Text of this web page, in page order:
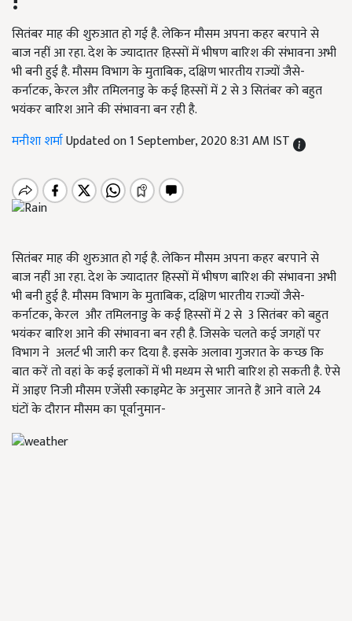
सितंबर माह की शुरुआत हो गई है. लेकिन मौसम अपना कहर बरपाने से
बाज नहीं आ रहा. देश के ज्यादातर हिस्सों में भीषण बारिश की संभावना अभी
भी बनी हुई है. मौसम विभाग के मुताबिक, दक्षिण भारतीय राज्यों जैसे-
कर्नाटक, केरल और तमिलनाडु के कई हिस्सों में 2 से 3 सितंबर को बहुत
भयंकर बारिश आने की संभावना बन रही है.
मनीशा शर्माUpdated on 1 September, 2020 8:31 AM IST
सितंबर माह की शुरुआत हो गई है. लेकिन मौसम अपना कहर बरपाने से
बाज नहीं आ रहा. देश के ज्यादातर हिस्सों में भीषण बारिश की संभावना अभी
भी बनी हुई है. मौसम विभाग के मुताबिक, दक्षिण भारतीय राज्यों जैसे-
कर्नाटक, केरल और तमिलनाडु के कई हिस्सों में 2 से 3 सितंबर को बहुत
भयंकर बारिश आने की संभावना बन रही है. जिसके चलते कई जगहों पर
विभाग ने अलर्ट भी जारी कर दिया है. इसके अलावा गुजरात के कच्छ कि
बात करें तो वहां के कई इलाकों में भी मध्यम से भारी बारिश हो सकती है. ऐसे
में आइए निजी मौसम एजेंसी स्काइमेट के अनुसार जानते हैं आने वाले 24
घंटों के दौरान मौसम का पूर्वानुमान-